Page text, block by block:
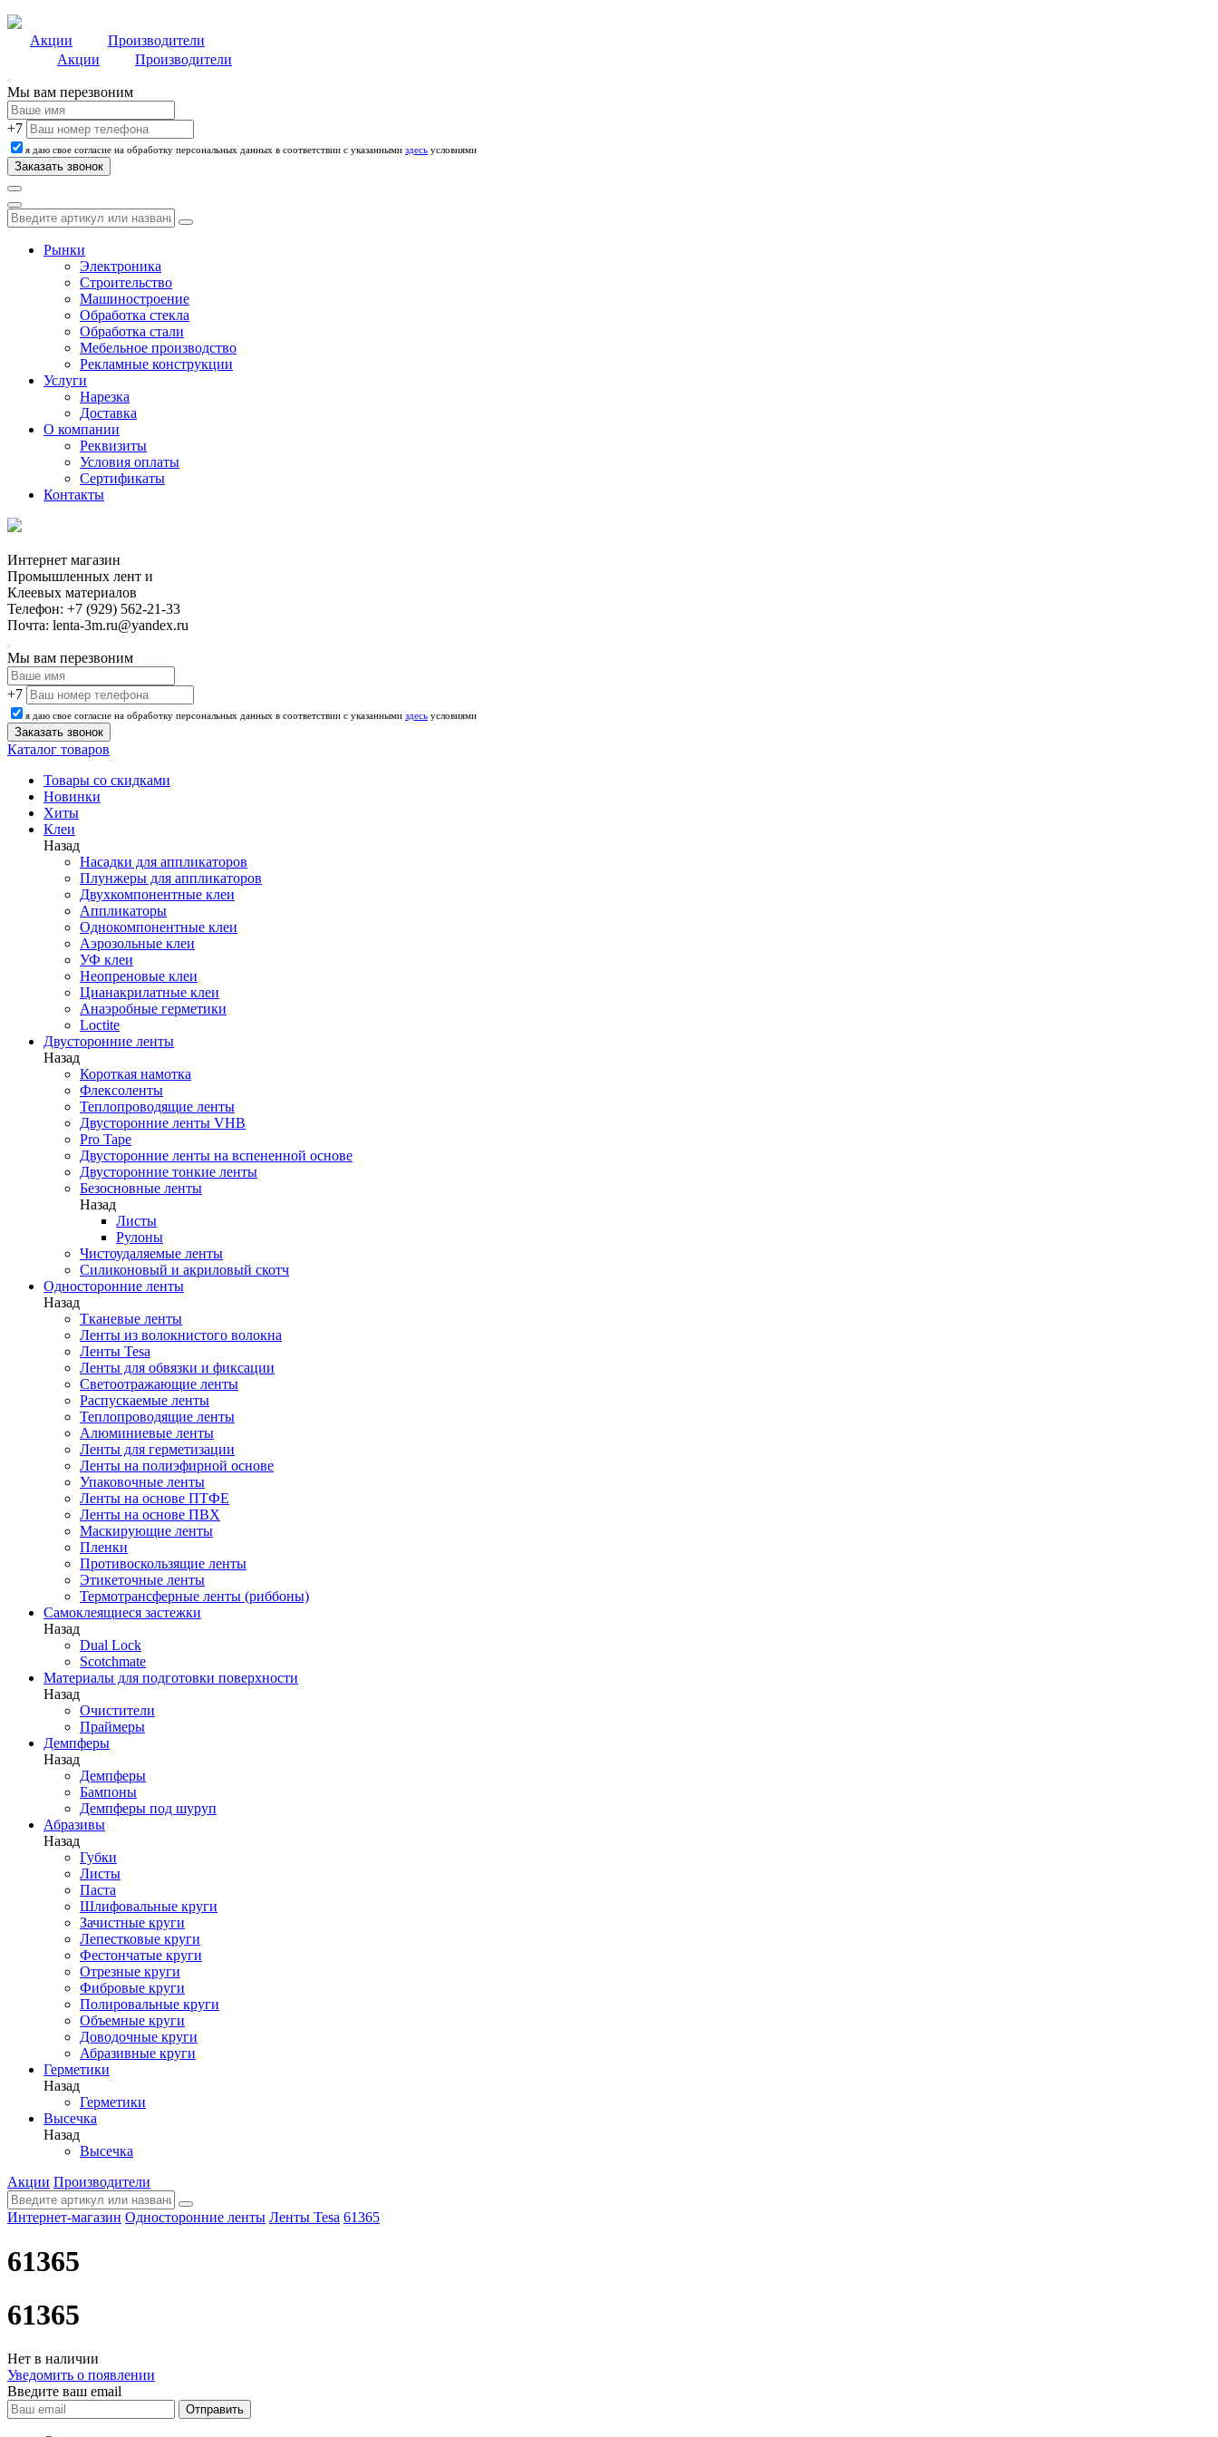
Акции
Производители
Акции
Производители
Мы вам перезвоним
+7
я даю свое согласие на обработку персональных данных в соответствии с указанными здесь условиями
Рынки
Электроника
Строительство
Машиностроение
Обработка стекла
Обработка стали
Мебельное производство
Рекламные конструкции
Услуги
Нарезка
Доставка
О компании
Реквизиты
Условия оплаты
Сертификаты
Контакты
Интернет магазин
Промышленных лент и
Клеевых материалов
Телефон: +7 (929) 562-21-33
Почта: lenta-3m.ru@yandex.ru
Мы вам перезвоним
+7
я даю свое согласие на обработку персональных данных в соответствии с указанными здесь условиями
Каталог товаров
Товары со скидками
Новинки
Хиты
Клеи
Назад
Насадки для аппликаторов
Плунжеры для аппликаторов
Двухкомпонентные клеи
Аппликаторы
Однокомпонентные клеи
Аэрозольные клеи
УФ клеи
Неопреновые клеи
Цианакрилатные клеи
Анаэробные герметики
Loctite
Двусторонние ленты
Назад
Короткая намотка
Флексоленты
Теплопроводящие ленты
Двусторонние ленты VHB
Pro Tape
Двусторонние ленты на вспененной основе
Двусторонние тонкие ленты
Безосновные ленты
Назад
Листы
Рулоны
Чистоудаляемые ленты
Силиконовый и акриловый скотч
Односторонние ленты
Назад
Тканевые ленты
Ленты из волокнистого волокна
Ленты Tesa
Ленты для обвязки и фиксации
Светоотражающие ленты
Распускаемые ленты
Теплопроводящие ленты
Алюминиевые ленты
Ленты для герметизации
Ленты на полиэфирной основе
Упаковочные ленты
Ленты на основе ПТФЕ
Ленты на основе ПВХ
Маскирующие ленты
Пленки
Противоскользящие ленты
Этикеточные ленты
Термотрансферные ленты (риббоны)
Cамоклеящиеся застежки
Назад
Dual Lock
Scotchmate
Материалы для подготовки поверхности
Назад
Очистители
Праймеры
Демпферы
Назад
Демпферы
Бампоны
Демпферы под шуруп
Абразивы
Назад
Губки
Листы
Паста
Шлифовальные круги
Зачистные круги
Лепестковые круги
Фестончатые круги
Отрезные круги
Фибровые круги
Полировальные круги
Объемные круги
Доводочные круги
Абразивные круги
Герметики
Назад
Герметики
Высечка
Назад
Высечка
Акции Производители
Интернет-магазин Односторонние ленты Ленты Tesa 61365
61365
61365
Нет в наличии
Уведомить о появлении
Введите ваш email